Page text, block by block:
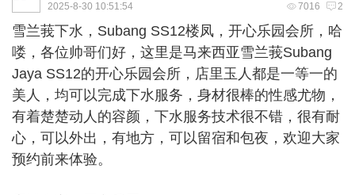
7016 2
2025-8-30 10:51:54
雪兰莪下水 ，Subang SS12楼凤，开心乐园会所，哈
喽，各位帅哥们好，这里是马来西亚雪兰莪Subang
Jaya SS12的开心乐园会所，店里玉人都是一等一的
美人，均可以完成下水服务，身材很棒的性感尤物，
有着楚楚动人的容颜，下水服务技术很不错，很有耐
心，可以外出，有地方，可以留宿和包夜，欢迎大家
预约前来体验。